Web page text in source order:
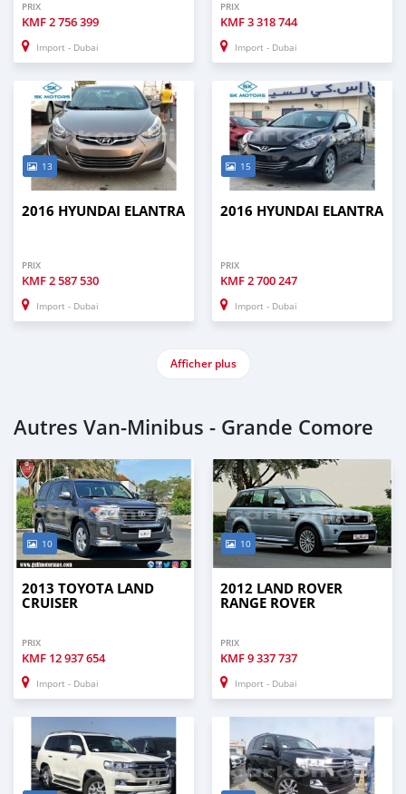
PRIX
KMF2 756 399
Import - Dubai
PRIX
KMF3 318 744
Import - Dubai
13
2016 HYUNDAI ELANTRA
PRIX
KMF2 587 530
Import - Dubai
15
2016 HYUNDAI ELANTRA
PRIX
KMF2 700 247
Import - Dubai
Afficher plus
Autres Van‒Minibus - Grande Comore
10
2013 TOYOTA LAND
CRUISER
PRIX
KMF 12 937 654
Import - Dubai
10
2012 LAND ROVER
RANGE ROVER
PRIX
KMF9 337 737
Import - Dubai